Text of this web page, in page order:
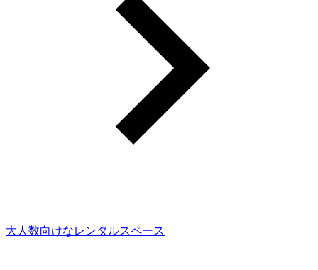
大人数向けなレンタルスペース